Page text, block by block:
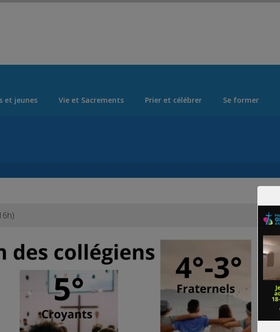
et jeunes Vie et Sacrements Prier et célébrer Se former